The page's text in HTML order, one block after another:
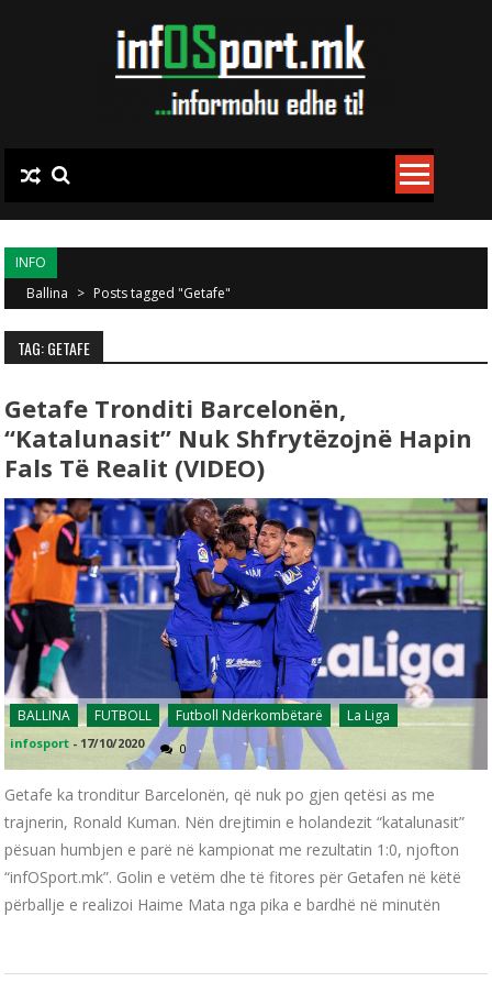
INFO
Ballina > Posts tagged "Getafe"
TAG: GETAFE
Getafe Tronditi Barcelonën,
“katalunasit” Nuk Shfrytëzojnë Hapin
Fals Të Realit (VIDEO)
BALLINA FUTBOLL Futboll Ndërkombëtarë La Liga
infosport - 17/10/2020 0
Getafe ka tronditur Barcelonën, që nuk po gjen qetësi as me
trajnerin, Ronald Kuman. Nën drejtimin e holandezit “katalunasit”
pësuan humbjen e parë në kampionat me rezultatin 1:0, njofton
“infOSport.mk”. Golin e vetëm dhe të fitores për Getafen në këtë
përballje e realizoi Haime Mata nga pika e bardhë në minutën